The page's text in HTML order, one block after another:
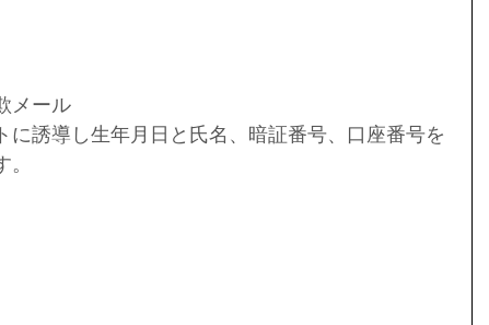
メール
に誘導し生年月日と氏名、暗証番号、口座番号を